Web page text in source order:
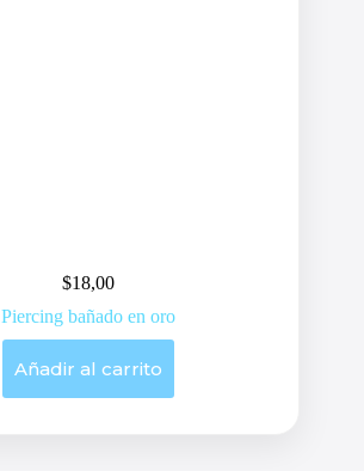
$18,00
Piercing bañado en oro
Añadir al carrito